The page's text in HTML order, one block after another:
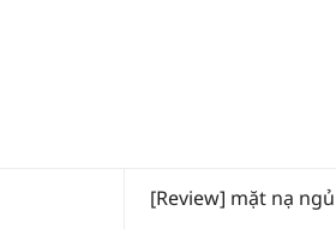
[Review] mặt nạ